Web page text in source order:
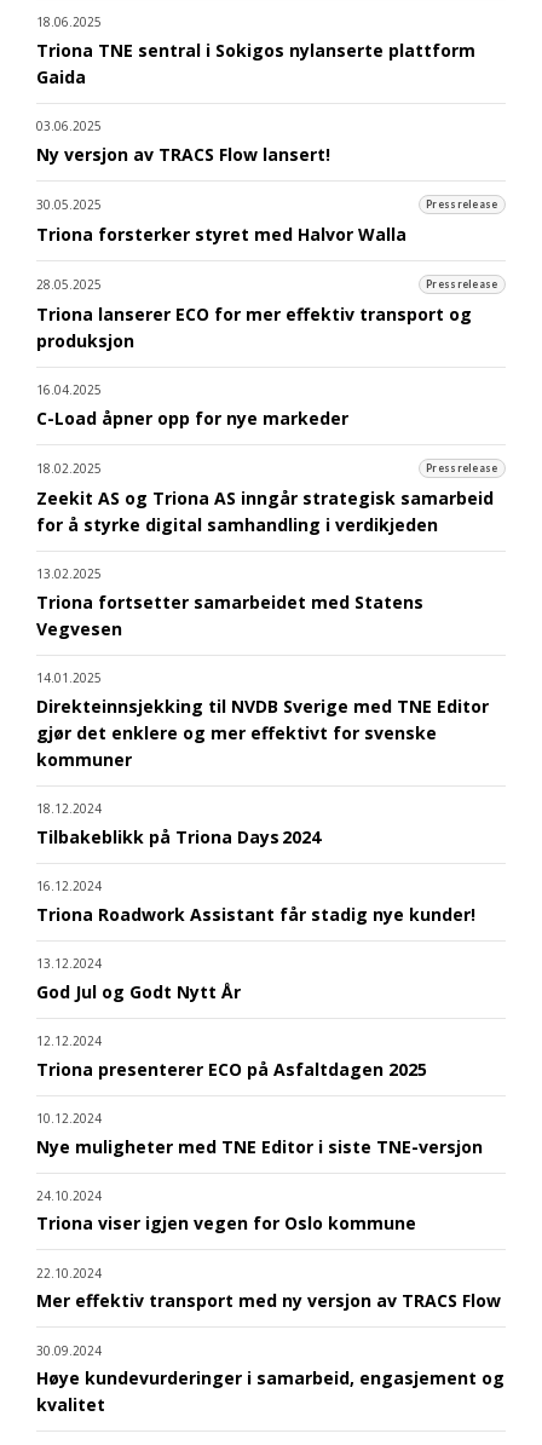
18.06.2025
Triona TNE sentral i Sokigos nylanserte plattform
Gaida
03.06.2025
Ny versjon av TRACS Flow lansert!
30.05.2025 Pressrelease
Triona forsterker styret med Halvor Walla
28.05.2025 Pressrelease
Triona lanserer ECO for mer effektiv transport og
produksjon
16.04.2025
C-Load åpner opp for nye markeder
18.02.2025 Pressrelease
Zeekit AS og Triona AS inngår strategisk samarbeid
for å styrke digital samhandling i verdikjeden
13.02.2025
Triona fortsetter samarbeidet med Statens
Vegvesen
14.01.2025
Direkteinnsjekking til NVDB Sverige med TNE Editor
gjør det enklere og mer effektivt for svenske
kommuner
18.12.2024
Tilbakeblikk på Triona Days 2024
16.12.2024
Triona Roadwork Assistant får stadig nye kunder!
13.12.2024
God Jul og Godt Nytt År
12.12.2024
Triona presenterer ECO på Asfaltdagen 2025
10.12.2024
Nye muligheter med TNE Editor i siste TNE-versjon
24.10.2024
Triona viser igjen vegen for Oslo kommune
22.10.2024
Mer effektiv transport med ny versjon av TRACS Flow
30.09.2024
Høye kundevurderinger i samarbeid, engasjement og
kvalitet